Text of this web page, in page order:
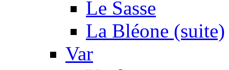
Le Sasse
La Bléone (suite)
Var